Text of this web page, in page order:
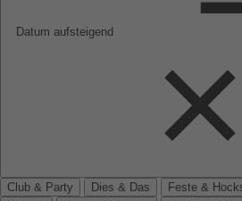
Datum aufsteigend
Club & Party Dies & Das Feste &